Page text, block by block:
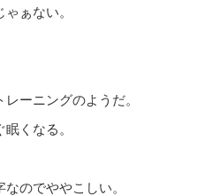
ぁない。
ーニングのようだ。
くなる。
のでややこしい。